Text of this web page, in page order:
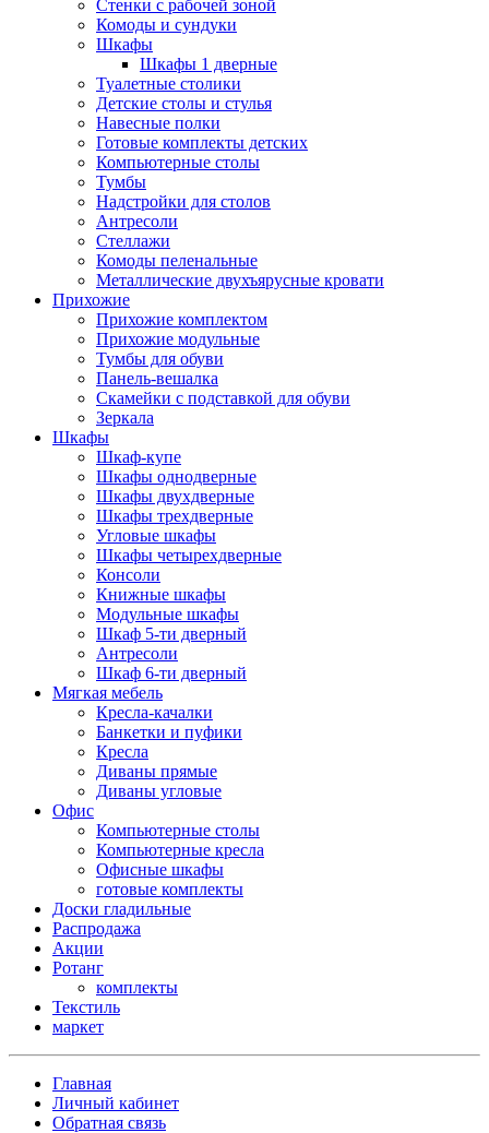
Стенки с рабочей зоной
Комоды и сундуки
Шкафы
Шкафы 1 дверные
Туалетные столики
Детские столы и стулья
Навесные полки
Готовые комплекты детских
Компьютерные столы
Тумбы
Надстройки для столов
Антресоли
Стеллажи
Комоды пеленальные
Металлические двухъярусные кровати
Прихожие
Прихожие комплектом
Прихожие модульные
Тумбы для обуви
Панель-вешалка
Скамейки с подставкой для обуви
Зеркала
Шкафы
Шкаф-купе
Шкафы однодверные
Шкафы двухдверные
Шкафы трехдверные
Угловые шкафы
Шкафы четырехдверные
Консоли
Книжные шкафы
Модульные шкафы
Шкаф 5-ти дверный
Антресоли
Шкаф 6-ти дверный
Мягкая мебель
Кресла-качалки
Банкетки и пуфики
Кресла
Диваны прямые
Диваны угловые
Офис
Компьютерные столы
Компьютерные кресла
Офисные шкафы
готовые комплекты
Доски гладильные
Распродажа
Акции
Ротанг
комплекты
Текстиль
маркет
Главная
Личный кабинет
Обратная связь